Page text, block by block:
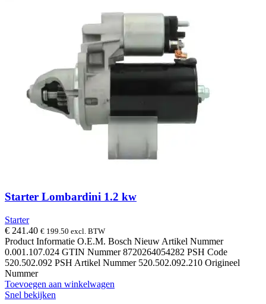
Starter Lombardini 1.2 kw
Starter
€ 241.40 € 199.50 excl. BTW
Product Informatie O.E.M. Bosch Nieuw Artikel Nummer
0.001.107.024 GTIN Nummer 8720264054282 PSH Code
520.502.092 PSH Artikel Nummer 520.502.092.210 Origineel
Nummer
Toevoegen aan winkelwagen
Snel bekijken